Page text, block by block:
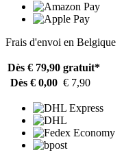
Frais d'envoi en Belgique
Dès € 79,90 gratuit*
Dès € 0,00 € 7,90